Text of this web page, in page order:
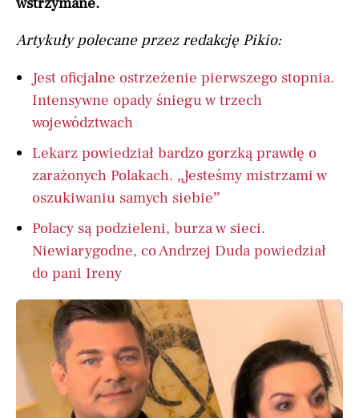
Artykuły polecane przez redakcję Pikio:
Jest oficjalne ostrzeżenie pierwszego stopnia.
Intensywne opady śniegu w trzech
województwach
Lekarz powiedział bardzo gorzką prawdę o
zarażonych Polakach. „Jesteśmy mistrzami w
oszukiwaniu samych siebie”
Polacy są podzieleni, burza w sieci.
Niewiarygodne, co Andrzej Duda powiedział
do pani Ireny